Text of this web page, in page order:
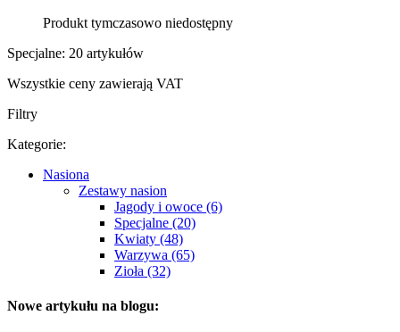
Produkt tymczasowo niedostępny
Specjalne: 20 artykułów
Wszystkie ceny zawierają VAT
Filtry
Kategorie:
Nasiona
Zestawy nasion
Jagody i owoce (6)
Specjalne (20)
Kwiaty (48)
Warzywa (65)
Zioła (32)
Nowe artykułu na blogu: